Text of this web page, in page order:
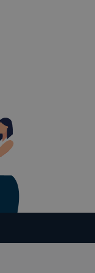
szerverre
található
A sütik
beépülő
rögzítse